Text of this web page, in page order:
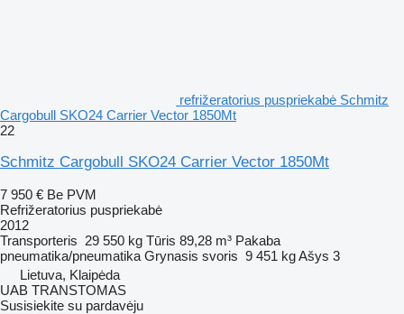
refrižeratorius puspriekabė Schmitz
Cargobull SKO24 Carrier Vector 1850Mt
22
Schmitz Cargobull SKO24 Carrier Vector 1850Mt
7 950 € Be PVM
Refrižeratorius puspriekabė
2012
Transporteris 29 550 kg Tūris 89,28 m³ Pakaba
pneumatika/pneumatika Grynasis svoris 9 451 kgAšys 3
Lietuva, Klaipėda
UAB TRANSTOMAS
Susisiekite su pardavėju